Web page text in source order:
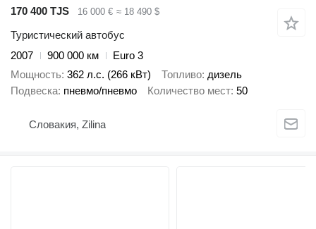
170 400 TJS
16 000 € ≈ 18 490 $
Туристический автобус
2007
900 000 км
Euro 3
Мощность 362 л.с. (266 кВт) Топливо дизель
Подвеска пневмо/пневмо Количество мест 50
Словакия, Zilina